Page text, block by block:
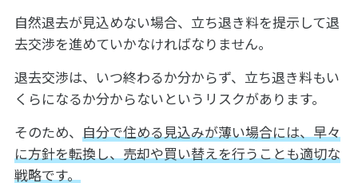
自然退去が見込めない場合、立ち退き料を提示して退
去交渉を進めていかなければなりません。
退去交渉は、いつ終わるか分からず、立ち退き料もい
くらになるか分からないというリスクがあります。
そのため、 自分で住める見込みが薄い場合には、早々
に方針を転換し、売却や買い替えを行うことも適切な
戦略です。